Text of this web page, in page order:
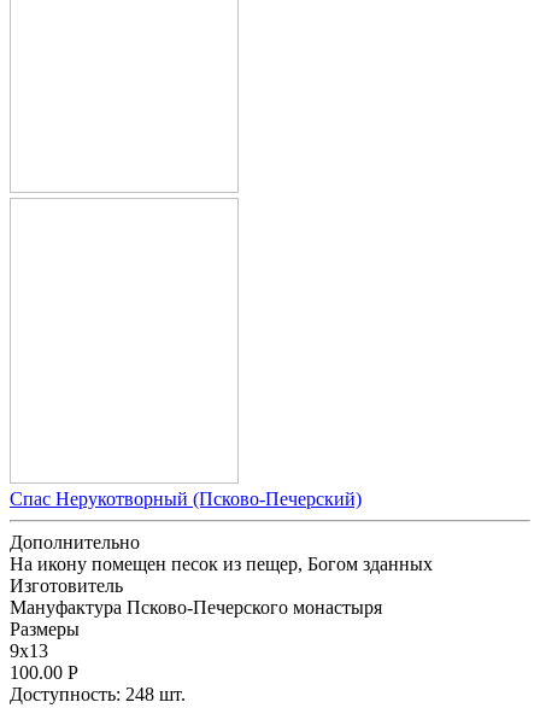
Спас Нерукотворный (Псково-Печерский)
Дополнительно
На икону помещен песок из пещер, Богом зданных
Изготовитель
Мануфактура Псково-Печерского монастыря
Размеpы
9x13
100.00 Р
Доступность: 248 шт.